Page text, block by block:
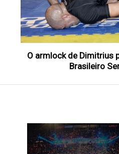
O armlock de Dimitrius
Brasileiro